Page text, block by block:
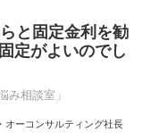
と固定金利を勧
定がよいのでし
み相談室」
オーコンサルティング社長